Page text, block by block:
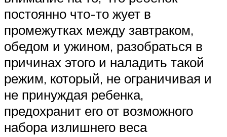
постоянно что-то жует в
промежутках между завтраком,
обедом и ужином, разобраться в
причинах этого и наладить такой
режим, который, не ограничивая и
не принуждая ребенка,
предохранит его от возможного
набора излишнего веса